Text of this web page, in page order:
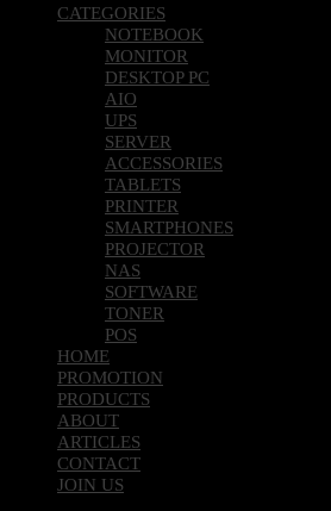
CATEGORIES
NOTEBOOK
MONITOR
DESKTOP PC
AIO
UPS
SERVER
ACCESSORIES
TABLETS
PRINTER
SMARTPHONES
PROJECTOR
NAS
SOFTWARE
TONER
POS
HOME
PROMOTION
PRODUCTS
ABOUT
ARTICLES
CONTACT
JOIN US